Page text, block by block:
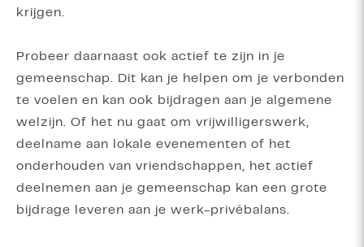
krijgen.
Probeer daarnaast ook actief te zijn in je
gemeenschap. Dit kan je helpen om je verbonden
te voelen en kan ook bijdragen aan je algemene
welzijn. Of het nu gaat om vrijwilligerswerk,
deelname aan lokale evenementen of het
onderhouden van vriendschappen, het actief
deelnemen aan je gemeenschap kan een grote
bijdrage leveren aan je werk-privébalans.